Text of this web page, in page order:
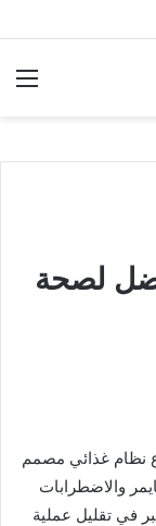
لصحة
نظام غذائي مصمم
والاضطرابات
في تقليل عملية